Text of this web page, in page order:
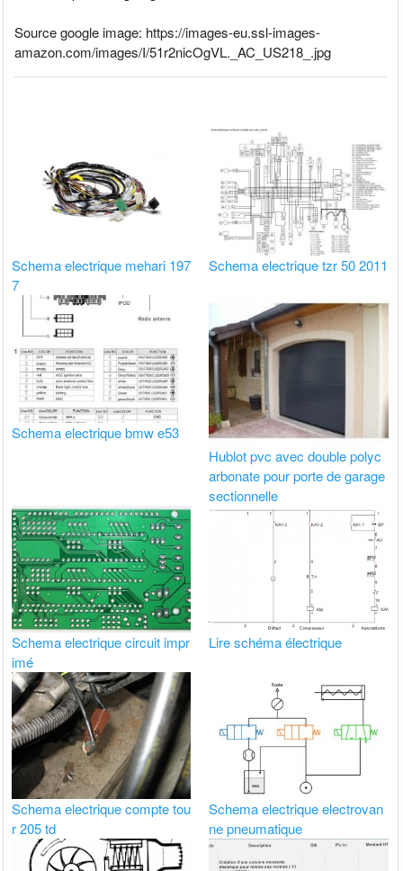
Source google image: https://images-eu.ssl-images-
amazon.com/images/I/51r2nicOgVL._AC_US218_.jpg
Schema electrique mehari 197
7
Schema electrique tzr 50 2011
Schema electrique bmw e53
Hublot pvc avec double polyc
arbonate pour porte de garage
sectionnelle
Schema electrique circuit impr
imé
Lire schéma électrique
Schema electrique compte tou
r 205 td
Schema electrique electrovan
ne pneumatique